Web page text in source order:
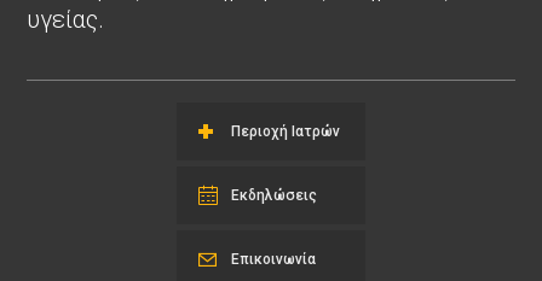
υγείας.
Περιοχή Ιατρών
Εκδηλώσεις
Επικοινωνία